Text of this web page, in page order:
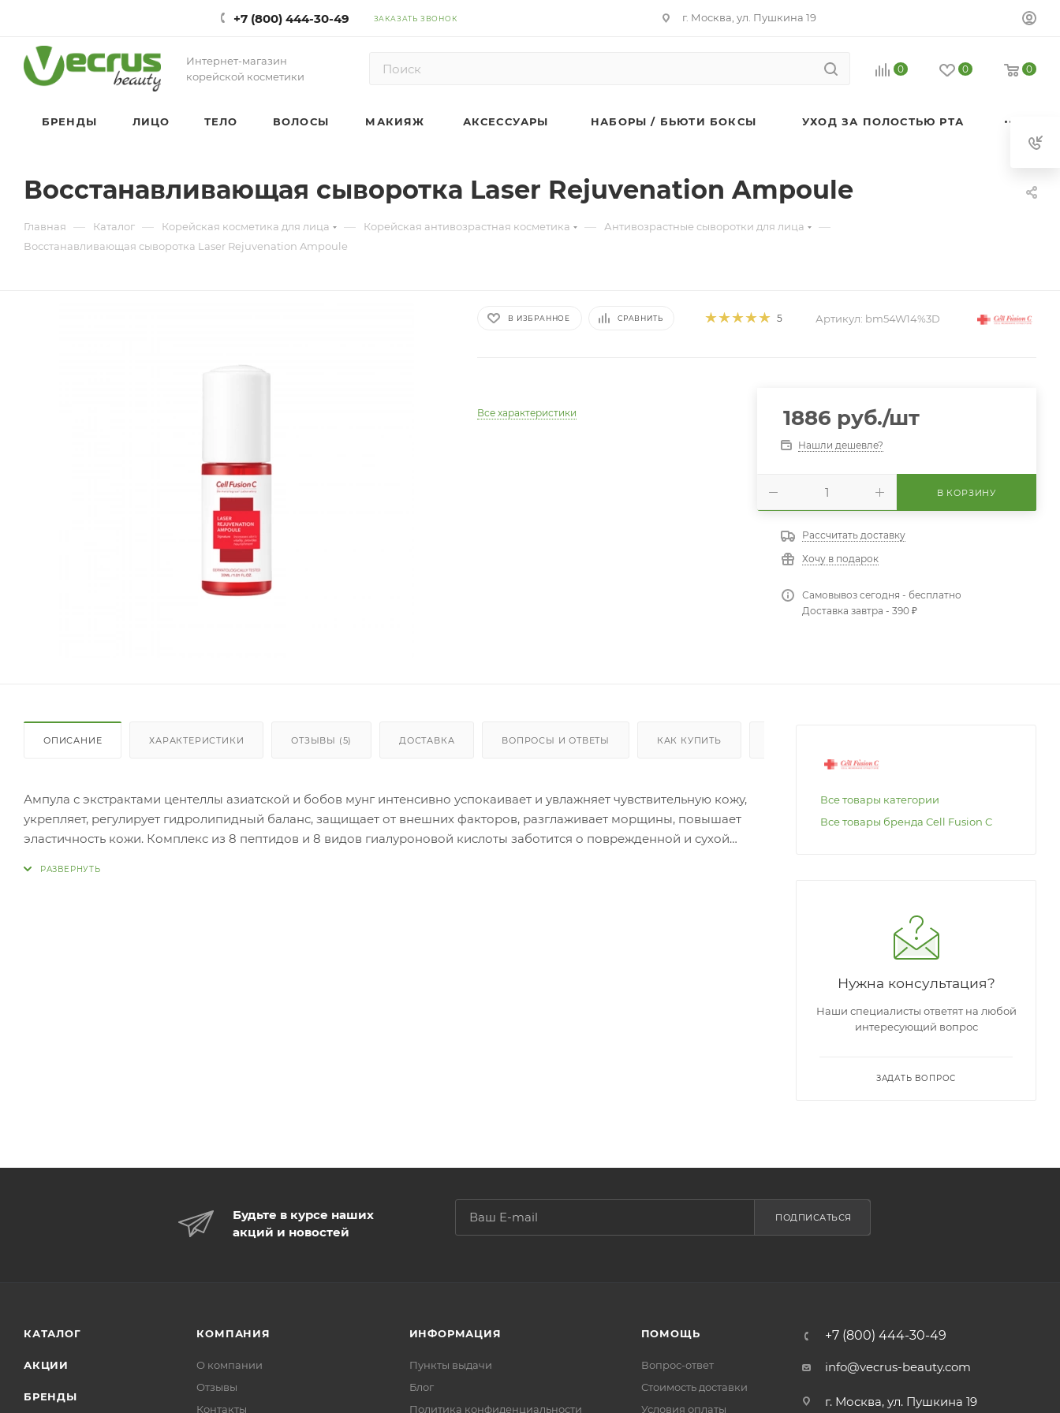
+7 (800) 444-30-49 ЗАКАЗАТЬ ЗВОНОК г. Москва, ул. Пушкина 19
Интернет-магазин
корейской косметики
0 0 0
БРЕНДЫ ЛИЦО ТЕЛО ВОЛОСЫ МАКИЯЖ АКСЕССУАРЫ НАБОРЫ / БЬЮТИ БОКСЫ УХОД ЗА ПОЛОСТЬЮ РТА
Восстанавливающая сыворотка Laser Rejuvenation Ampoule
Главная — Каталог — Корейская косметика для лица — Корейская антивозрастная косметика — Антивозрастные сыворотки для лица —
Восстанавливающая сыворотка Laser Rejuvenation Ampoule
В ИЗБРАННОЕ СРАВНИТЬ 5 Артикул: bm54W14%3D
Все характеристики 1886 руб./шт
Нашли дешевле?
В КОРЗИНУ
Рассчитать доставку
Хочу в подарок
Самовывоз сегодня - бесплатно
Доставка завтра - 390 ₽
ОПИСАНИЕ ХАРАКТЕРИСТИКИ ОТЗЫВЫ (5) ДОСТАВКА ВОПРОСЫ И ОТВЕТЫ КАК КУПИТЬ
Ампула с экстрактами центеллы азиатской и бобов мунг интенсивно успокаивает и увлажняет чувствительную кожу,
укрепляет, регулирует гидролипидный баланс, защищает от внешних факторов, разглаживает морщины, повышает
эластичность кожи. Комплекс из 8 пептидов и 8 видов гиалуроновой кислоты заботится о поврежденной и сухой
Все товары категории
Все товары бренда Cell Fusion C
Нужна консультация?
Наши специалисты ответят на любой
интересующий вопрос
ЗАДАТЬ ВОПРОС
Будьте в курсе наших
акций и новостей
ПОДПИСАТЬСЯ
КАТАЛОГ
АКЦИИ
БРЕНДЫ
КОМПАНИЯ
О компании
Отзывы
Контакты
ИНФОРМАЦИЯ
Пункты выдачи
Блог
Политика конфиденциальности
ПОМОЩЬ
Вопрос-ответ
Стоимость доставки
Условия оплаты
+7 (800) 444-30-49
info@vecrus-beauty.com
г. Москва, ул. Пушкина 19